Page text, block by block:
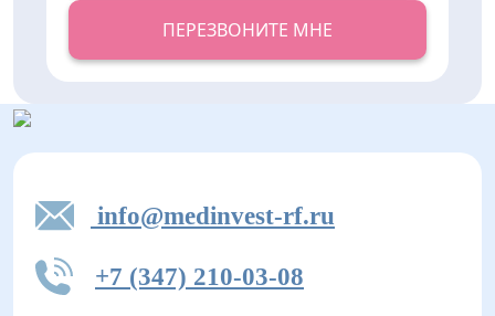
ПЕРЕЗВОНИТЕ МНЕ
info@medinvest-rf.ru
+7 (347) 210-03-08